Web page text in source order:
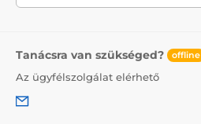
Tanácsra van szükséged? offline
Az ügyfélszolgálat elérhető